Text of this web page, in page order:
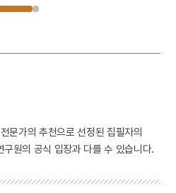
문가의 추천으로 선정된 집필자의
원의 공식 입장과 다를 수 있습니다.